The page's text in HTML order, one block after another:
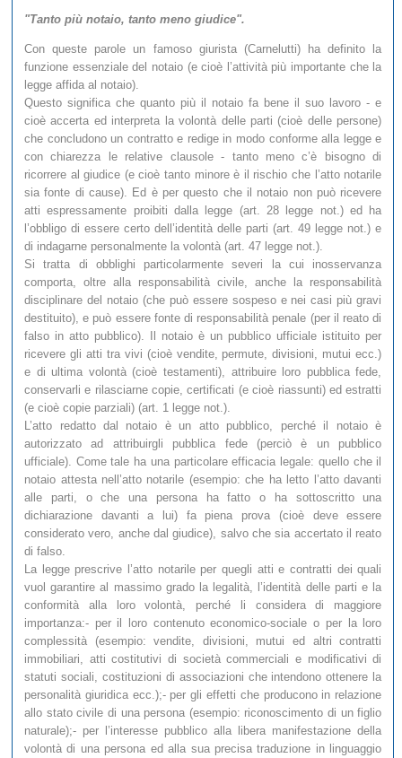
"Tanto più notaio, tanto meno giudice".
Con queste parole un famoso giurista (Carnelutti) ha definito la
funzione essenziale del notaio (e cioè l’attività più importante che la
legge affida al notaio).
Questo significa che quanto più il notaio fa bene il suo lavoro - e
cioè accerta ed interpreta la volontà delle parti (cioè delle persone)
che concludono un contratto e redige in modo conforme alla legge e
con chiarezza le relative clausole - tanto meno c’è bisogno di
ricorrere al giudice (e cioè tanto minore è il rischio che l’atto notarile
sia fonte di cause). Ed è per questo che il notaio non può ricevere
atti espressamente proibiti dalla legge (art. 28 legge not.) ed ha
l’obbligo di essere certo dell’identità delle parti (art. 49 legge not.) e
di indagarne personalmente la volontà (art. 47 legge not.).
Si tratta di obblighi particolarmente severi la cui inosservanza
comporta, oltre alla responsabilità civile, anche la responsabilità
disciplinare del notaio (che può essere sospeso e nei casi più gravi
destituito), e può essere fonte di responsabilità penale (per il reato di
falso in atto pubblico). Il notaio è un pubblico ufficiale istituito per
ricevere gli atti tra vivi (cioè vendite, permute, divisioni, mutui ecc.)
e di ultima volontà (cioè testamenti), attribuire loro pubblica fede,
conservarli e rilasciarne copie, certificati (e cioè riassunti) ed estratti
(e cioè copie parziali) (art. 1 legge not.).
L’atto redatto dal notaio è un atto pubblico, perché il notaio è
autorizzato ad attribuirgli pubblica fede (perciò è un pubblico
ufficiale). Come tale ha una particolare efficacia legale: quello che il
notaio attesta nell’atto notarile (esempio: che ha letto l’atto davanti
alle parti, o che una persona ha fatto o ha sottoscritto una
dichiarazione davanti a lui) fa piena prova (cioè deve essere
considerato vero, anche dal giudice), salvo che sia accertato il reato
di falso.
La legge prescrive l’atto notarile per quegli atti e contratti dei quali
vuol garantire al massimo grado la legalità, l’identità delle parti e la
conformità alla loro volontà, perché li considera di maggiore
importanza:- per il loro contenuto economico-sociale o per la loro
complessità (esempio: vendite, divisioni, mutui ed altri contratti
immobiliari, atti costitutivi di società commerciali e modificativi di
statuti sociali, costituzioni di associazioni che intendono ottenere la
personalità giuridica ecc.);- per gli effetti che producono in relazione
allo stato civile di una persona (esempio: riconoscimento di un figlio
naturale);- per l’interesse pubblico alla libera manifestazione della
volontà di una persona ed alla sua precisa traduzione in linguaggio